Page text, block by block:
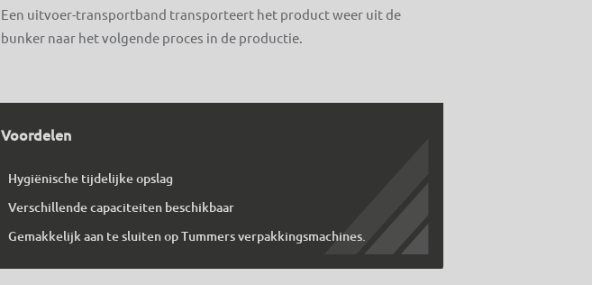
Een uitvoer-transportband transporteert het product weer uit de
bunker naar het volgende proces in de productie.
Voordelen
Hygiënische tijdelijke opslag
Verschillende capaciteiten beschikbaar
Gemakkelijk aan te sluiten op Tummers verpakkingsmachines.